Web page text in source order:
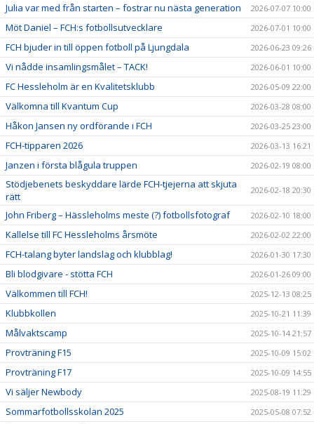
Julia var med från starten – fostrar nu nästa generation 2026-07-07 10:00
Möt Daniel – FCH:s fotbollsutvecklare 2026-07-01 10:00
FCH bjuder in till öppen fotboll på Ljungdala 2026-06-23 09:26
Vi nådde insamlingsmålet – TACK! 2026-06-01 10:00
FC Hessleholm är en Kvalitetsklubb 2026-05-09 22:00
Välkomna till Kvantum Cup 2026-03-28 08:00
Håkon Jansen ny ordförande i FCH 2026-03-25 23:00
FCH-tipparen 2026 2026-03-13 16:21
Janzen i första blågula truppen 2026-02-19 08:00
Stödjebenets beskyddare lärde FCH-tjejerna att skjuta
rätt
2026-02-18 20:30
John Friberg – Hässleholms meste (?) fotbollsfotograf 2026-02-10 18:00
Kallelse till FC Hessleholms årsmöte 2026-02-02 22:00
FCH-talang byter landslag och klubblag! 2026-01-30 17:30
Bli blodgivare - stötta FCH 2026-01-26 09:00
Välkommen till FCH! 2025-12-13 08:25
Klubbkollen 2025-10-21 11:39
Målvaktscamp 2025-10-14 21:57
Provträning F15 2025-10-09 15:02
Provträning F17 2025-10-09 14:55
Vi säljer Newbody 2025-08-19 11:29
Sommarfotbollsskolan 2025 2025-05-08 07:52